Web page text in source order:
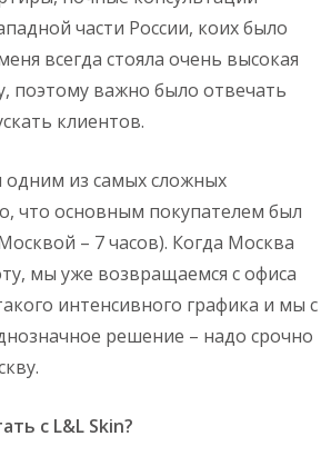
части России, коих было
всегда стояла очень высокая
поэтому важно было отвечать
клиентов.
одним из самых сложных
что основным покупателем был
– 7 часов). Когда Москва
мы уже возвращаемся с офиса
интенсивного графика и мы с
решение – надо срочно
с L&L Skin?